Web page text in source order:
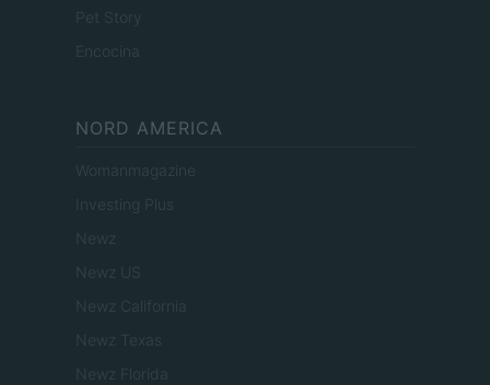
Pet Story
Encocina
NORD AMERICA
Womanmagazine
Investing Plus
Newz
Newz US
Newz California
Newz Texas
Newz Florida